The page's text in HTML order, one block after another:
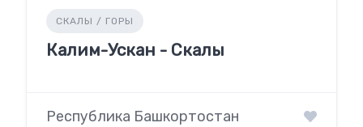
СКАЛЫ / ГОРЫ
Калим-Ускан - Скалы
Республика Башкортостан